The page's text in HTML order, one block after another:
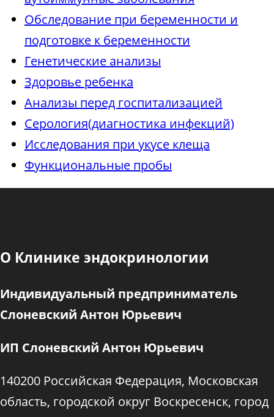
Обследование при беременности и
подготовке к беременности
Генетические анализы
Здоровье ребенка
Анализы перед госпитализацией
Серология(диагностика инфекций)
Исследования при укусе клеща
Функциональные пробы
О Клинике эндокринологии
Индивидуальный предприниматель
Слоневский Антон Юрьевич
ИП Слоневский Антон Юрьевич
140200 Российская Федерация, Московская
область, городской округ Воскресенск, город